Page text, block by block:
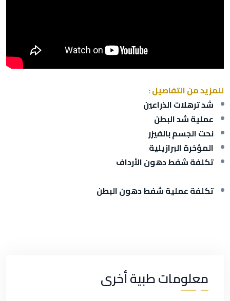
للمزيد من التفاصيل :
شد ترهلات الذراعين
عملية شد البطن
نحت الجسم بالفيزر
المؤخرة البرازيلية
تكلفة شفط دهون الأرداف
تكلفة عملية شفط دهون البطن
معلومات طبية أخرى